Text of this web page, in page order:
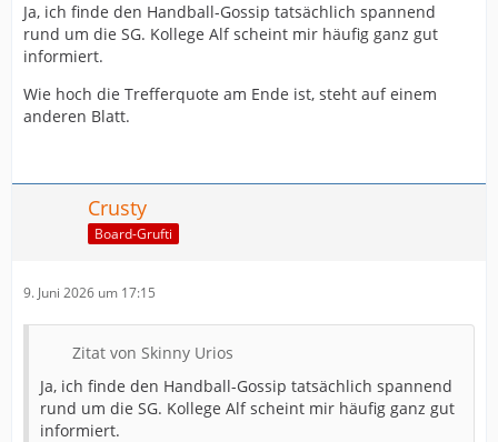
Ja, ich finde den Handball-Gossip tatsächlich spannend
rund um die SG. Kollege Alf scheint mir häufig ganz gut
informiert.
Wie hoch die Trefferquote am Ende ist, steht auf einem
anderen Blatt.
Crusty
Board-Grufti
9. Juni 2026 um 17:15
Zitat von Skinny Urios
Ja, ich finde den Handball-Gossip tatsächlich spannend
rund um die SG. Kollege Alf scheint mir häufig ganz gut
informiert.